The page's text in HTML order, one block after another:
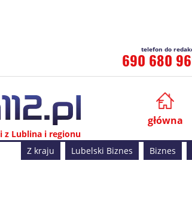
690 680
z Lublina i regionu
główna
Z kraju Lubelski Biznes Biznes